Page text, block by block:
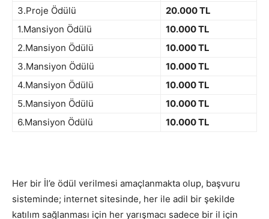
3.Proje Ödülü
20.000 TL
1.Mansiyon Ödülü
10.000 TL
2.Mansiyon Ödülü
10.000 TL
3.Mansiyon Ödülü
10.000 TL
4.Mansiyon Ödülü
10.000 TL
5.Mansiyon Ödülü
10.000 TL
6.Mansiyon Ödülü
10.000 TL
Her bir İl’e ödül verilmesi amaçlanmakta olup, başvuru
sisteminde; internet sitesinde, her ile adil bir şekilde
katılım sağlanması için her yarışmacı sadece bir il için